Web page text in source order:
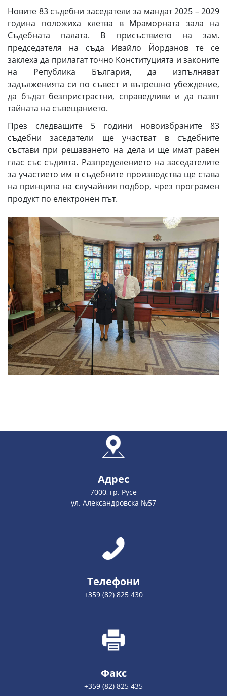
Новите 83 съдебни заседатели за мандат 2025 – 2029
година положиха клетва в Мраморната зала на
Съдебната палата. В присъствието на зам.
председателя на съда Ивайло Йорданов те се
заклеха да прилагат точно Конституцията и законите
на Република България, да изпълняват
задълженията си по съвест и вътрешно убеждение,
да бъдат безпристрастни, справедливи и да пазят
тайната на съвещанието.
През следващите 5 години новоизбраните 83
съдебни заседатели ще участват в съдебните
състави при решаването на дела и ще имат равен
глас със съдията. Разпределението на заседателите
за участието им в съдебните производства ще става
на принципа на случайния подбор, чрез програмен
продукт по електронен път.
Адрес
7000, гр. Русе
ул. Александровска №57
Телефони
+359 (82) 825 430
Факс
+359 (82) 825 435